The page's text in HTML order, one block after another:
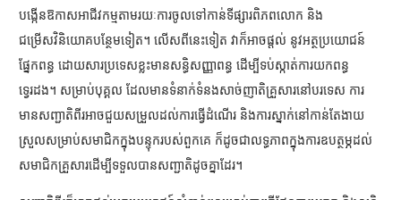
បង្កើនឱកាសអាជីវកម្មតាមរយៈការចូលទៅកាន់ទីផ្សារពិភពលោក និង
ជម្រើសវិនិយោគបន្ថែមទៀត។ លើសពីនេះទៀត វាក៏អាចផ្តល់ នូវអត្ថប្រយោជន៍
ផ្នែកពន្ធ ដោយសារប្រទេសខ្លះមានសន្ធិសញ្ញាពន្ធ ដើម្បីទប់ស្កាត់ការយកពន្ធ
ទ្វេរដង។ សម្រាប់បុគ្គល ដែលមានទំនាក់ទំនងសាច់ញាតិគ្រួសារនៅបរទេស ការ
មានសញ្ជាតិពីរអាចជួយសម្រួលដល់ការធ្វើដំណើរ និងការស្នាក់នៅកាន់តែងាយ
ស្រួលសម្រាប់សមាជិកក្នុងបន្ទុករបស់ពួកគេ ក៏ដូចជាលទ្ធភាពក្នុងការឧបត្ថម្ភដល់
សមាជិកគ្រួសារដើម្បីទទួលបានសញ្ជាតិដូចគ្នាដែរ។